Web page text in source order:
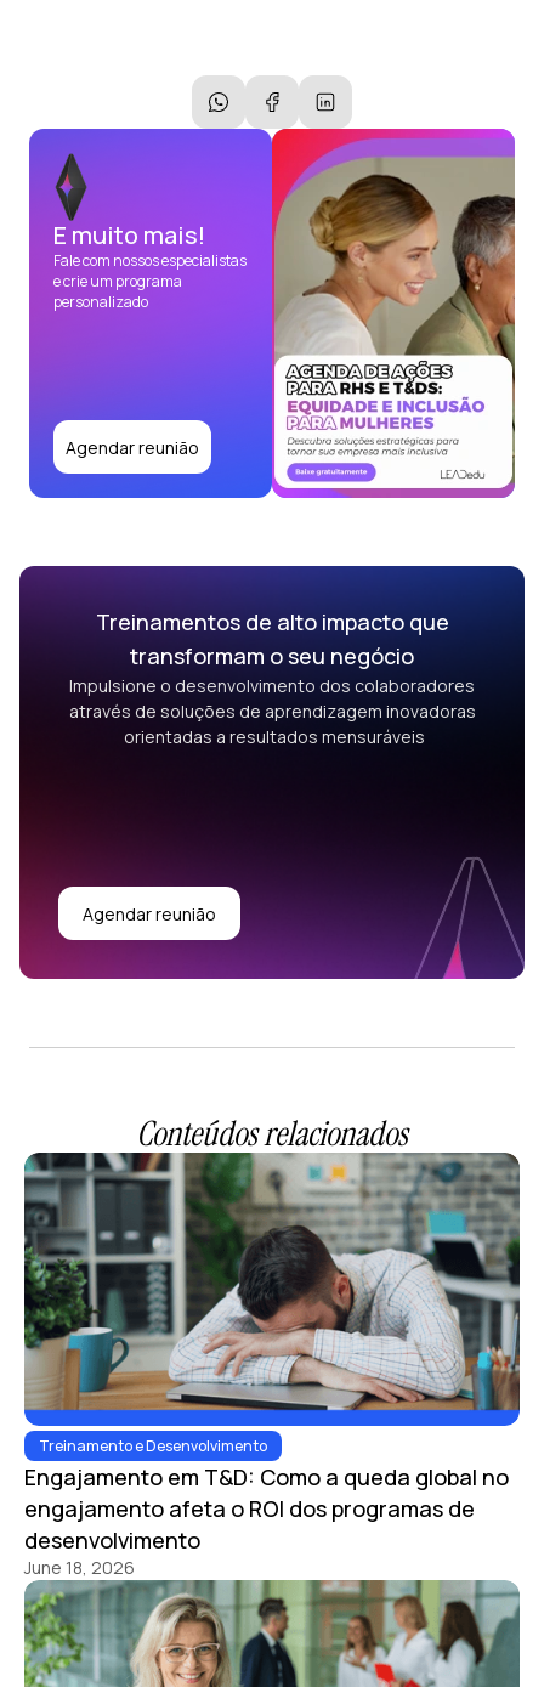
E muito mais!
Fale com nossos especialistas
e crie um programa
personalizado
Agendar reunião
Treinamentos de alto impacto que
transformam o seu negócio
Impulsione o desenvolvimento dos colaboradores
através de soluções de aprendizagem inovadoras
orientadas a resultados mensuráveis
Agendar reunião
Conteúdos relacionados
Treinamento e Desenvolvimento
Engajamento em T&D: Como a queda global no
engajamento afeta o ROI dos programas de
desenvolvimento
June 18, 2026